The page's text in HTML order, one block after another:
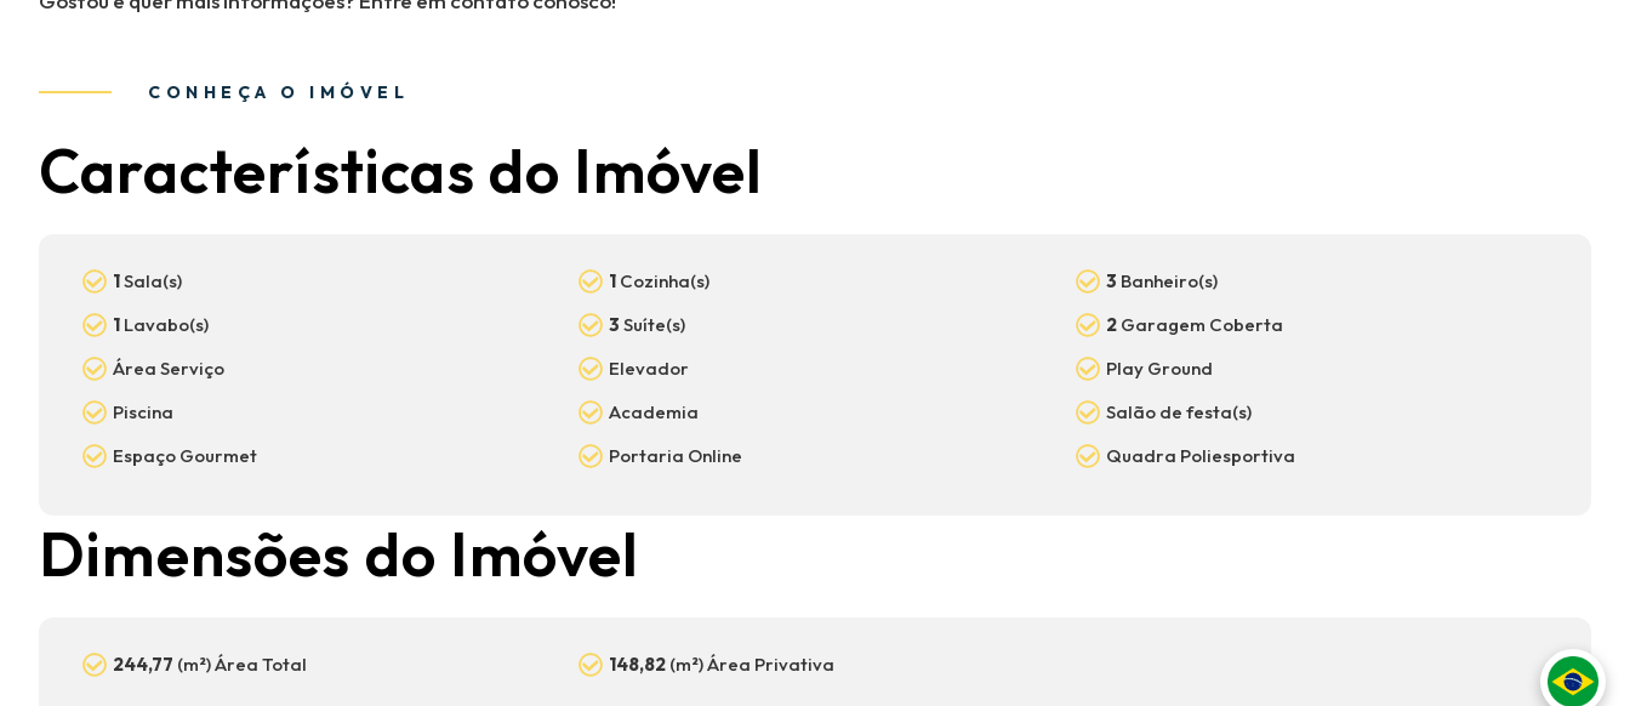
CONHEÇA O IMÓVEL
Características do Imóvel
1Sala(s) 1 Cozinha(s) 3 Banheiro(s)
1 Lavabo(s) 3 Suíte(s) 2Garagem Coberta
Área Serviço
Elevador
Play Ground
Piscina
Academia
Salão de festa(s)
Espaço Gourmet
Portaria Online Quadra Poliesportiva
Dimensões do Imóvel
244,77 (m²) Área Total 148,82 (m²) Área Privativa